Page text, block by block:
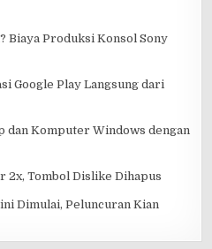
Biaya Produksi Konsol Sony
Google Play Langsung dari
dan Komputer Windows dengan
2x, Tombol Dislike Dihapus
Dimulai, Peluncuran Kian